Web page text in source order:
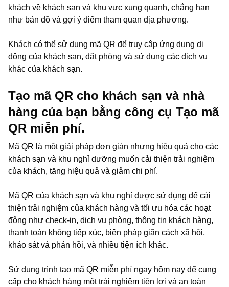
khách về khách sạn và khu vực xung quanh, chẳng hạn
như bản đồ và gợi ý điểm tham quan địa phương.
Khách có thể sử dụng mã QR để truy cập ứng dụng di
động của khách sạn, đặt phòng và sử dụng các dịch vụ
khác của khách sạn.
Tạo mã QR cho khách sạn và nhà
hàng của bạn bằng công cụ Tạo mã
QR miễn phí.
Mã QR là một giải pháp đơn giản nhưng hiệu quả cho các
khách sạn và khu nghỉ dưỡng muốn cải thiện trải nghiệm
của khách, tăng hiệu quả và giảm chi phí.
Mã QR của khách sạn và khu nghỉ được sử dụng để cải
thiện trải nghiệm của khách hàng và tối ưu hóa các hoạt
động như check-in, dịch vụ phòng, thông tin khách hàng,
thanh toán không tiếp xúc, biện pháp giãn cách xã hội,
khảo sát và phản hồi, và nhiều tiện ích khác.
Sử dụng trình tạo mã QR miễn phí ngay hôm nay để cung
cấp cho khách hàng một trải nghiệm tiện lợi và an toàn